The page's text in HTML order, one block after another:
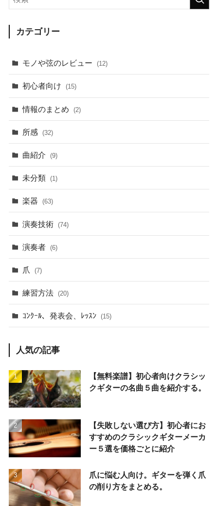
カテゴリー
モノや弦のレビュー (12)
初心者向け (15)
情報のまとめ (2)
所感 (32)
曲紹介 (9)
未分類 (1)
楽器 (63)
演奏技術 (74)
演奏者 (6)
爪 (7)
練習方法 (20)
ｺﾝｸｰﾙ、発表会、ﾚｯｽﾝ (15)
人気の記事
【無料楽譜】初心者向けクラシッ
クギターの名曲５曲を紹介する。
【失敗しない選び方】初心者にお
すすめのクラシックギターメーカ
ー５選を価格ごとに紹介
爪に悩む人向け。ギターを弾く爪
の削り方をまとめる。